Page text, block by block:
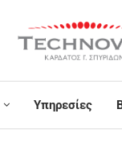
Υπηρεσίες